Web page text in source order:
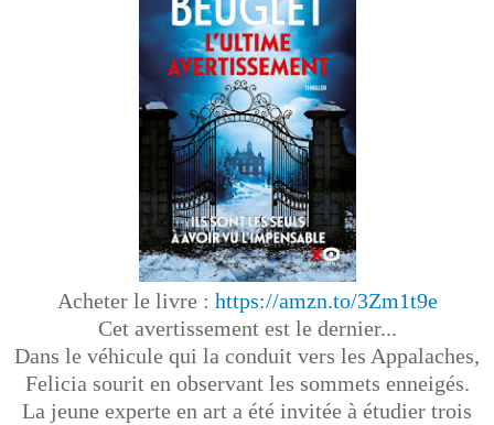
Acheter le livre : https://amzn.to/3Zm1t9e
Cet avertissement est le dernier...
Dans le véhicule qui la conduit vers les Appalaches,
Felicia sourit en observant les sommets enneigés.
La jeune experte en art a été invitée à étudier trois